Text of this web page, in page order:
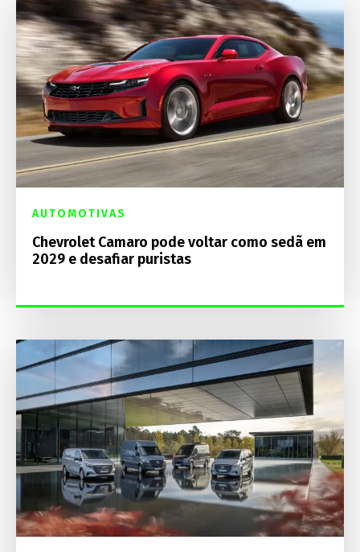
AUTOMOTIVAS
Chevrolet Camaro pode voltar como sedã em
2029 e desafiar puristas